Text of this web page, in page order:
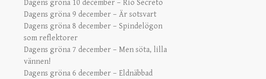
Dagens gröna 10 december – Río Secreto
Dagens gröna 9 december – Är sotsvart
Dagens gröna 8 december – Spindelögon
som reflektorer
Dagens gröna 7 december – Men söta, lilla
vännen!
Dagens gröna 6 december – Eldnäbbad